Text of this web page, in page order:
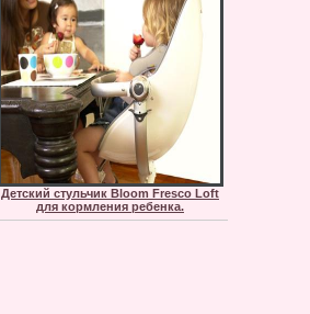
Детский стульчик Bloom Fresco Loft
для кормления ребенка.